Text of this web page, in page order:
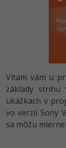
C++
Swift
Kotlin
MS
Vítam vám u
základy
ukážkach v
vo verzii Sony
sa môžu